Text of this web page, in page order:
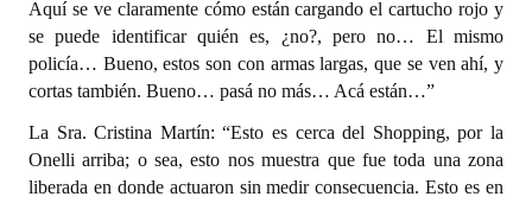
Aquí se ve claramente cómo están cargando el cartucho rojo y
se puede identificar quién es, ¿no?, pero no… El mismo
policía… Bueno, estos son con armas largas, que se ven ahí, y
cortas también. Bueno… pasá no más… Acá están…”
La Sra. Cristina Martín: “Esto es cerca del Shopping, por la
Onelli arriba; o sea, esto nos muestra que fue toda una zona
liberada en donde actuaron sin medir consecuencia. Esto es en